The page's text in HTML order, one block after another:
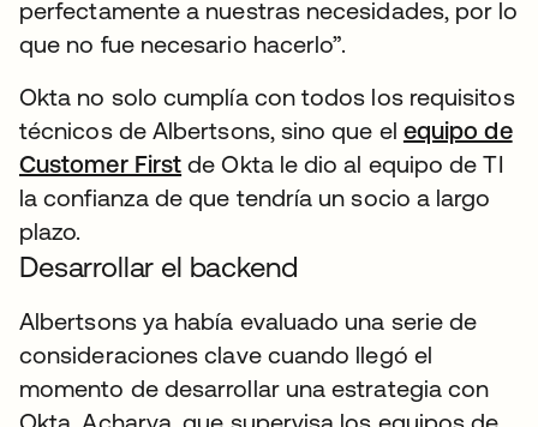
perfectamente a nuestras necesidades, por lo
que no fue necesario hacerlo”.
Okta no solo cumplía con todos los requisitos
técnicos de Albertsons, sino que el equipo de
Customer First de Okta le dio al equipo de TI
la confianza de que tendría un socio a largo
plazo.
Desarrollar el backend
Albertsons ya había evaluado una serie de
consideraciones clave cuando llegó el
momento de desarrollar una estrategia con
Okta. Acharya, que supervisa los equipos de